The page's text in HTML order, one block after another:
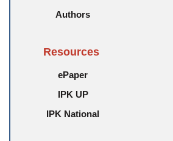
Authors
Resources
ePaper
IPK UP
IPK National